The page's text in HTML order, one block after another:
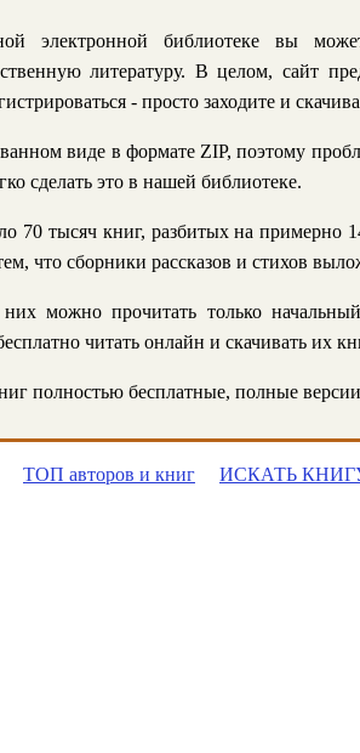
электронной библиотеке вы
литературу. В целом, сайт
- просто заходите и
виде в формате ZIP, поэтому
сделать это в нашей библиотеке.
70 тысяч книг, разбитых на примерно
что сборники рассказов и стихов
можно прочитать только
читать онлайн и скачивать их
полностью бесплатные, полные
ТОП авторов и книг ИСКАТЬ